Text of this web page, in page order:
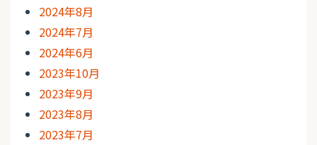
2024年8月
2024年7月
2024年6月
2023年10月
2023年9月
2023年8月
2023年7月